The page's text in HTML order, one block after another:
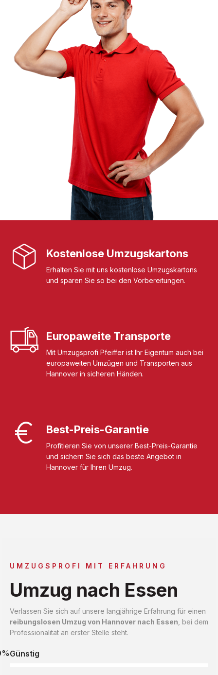
Kostenlose Umzugskartons
Erhalten Sie mit uns kostenlose Umzugskartons
und sparen Sie so bei den Vorbereitungen.
Europaweite Transporte
Mit Umzugsprofi Pfeiffer ist Ihr Eigentum auch bei
europaweiten Umzügen und Transporten aus
Hannover in sicheren Händen.
Best-Preis-Garantie
Profitieren Sie von unserer Best-Preis-Garantie
und sichern Sie sich das beste Angebot in
Hannover für Ihren Umzug.
UMZUGSPROFI MIT ERFAHRUNG
Umzug nach Essen
Verlassen Sie sich auf unsere langjährige Erfahrung für einen
reibungslosen Umzug von Hannover nach Essen , bei dem
Professionalität an erster Stelle steht.
Günstig